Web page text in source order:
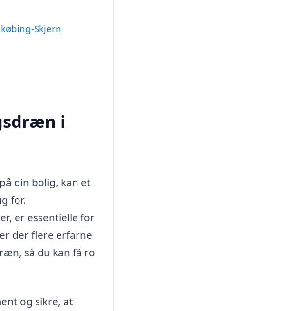
Skjern
i
din bolig, kan et
for.
er essentielle for
der flere erfarne
så du kan få ro
og sikre, at